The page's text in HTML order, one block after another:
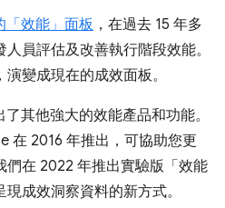
「效能」面板 ，在過去 15 年多
員評估及改善執行階段效能。
演變成現在的成效面板。
其他強大的效能產品和功能。
在 2016 年推出，可協助您更
們在 2022 年推出實驗版「效能
成效洞察資料的新方式。